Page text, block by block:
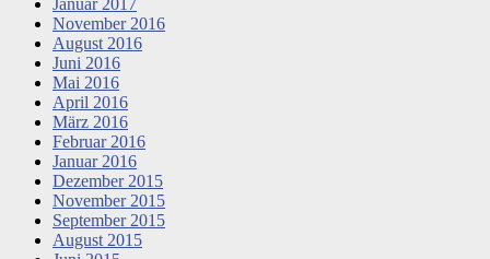
November 2016
August 2016
Juni 2016
Mai 2016
April 2016
März 2016
Februar 2016
Januar 2016
Dezember 2015
November 2015
September 2015
August 2015